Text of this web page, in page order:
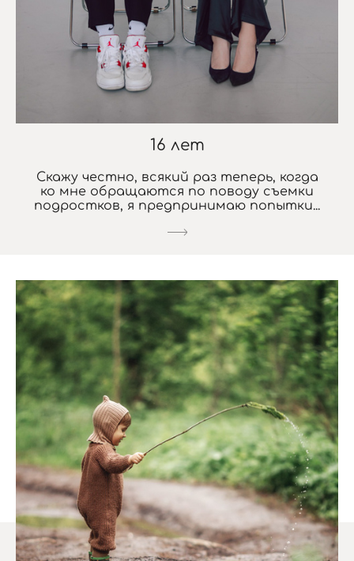
16 лет
Скажу честно, всякий раз теперь, когда
ко мне обращаются по поводу съемки
подростков, я предпринимаю попытки...